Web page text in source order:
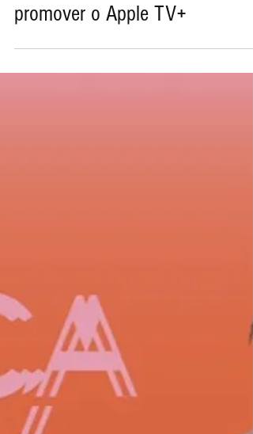
competir com o Spotify e
promover o Apple TV+